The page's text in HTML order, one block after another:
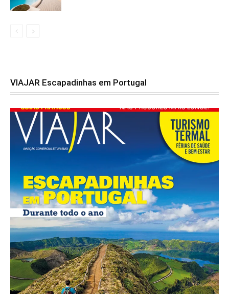
VIAJAR Escapadinhas em Portugal